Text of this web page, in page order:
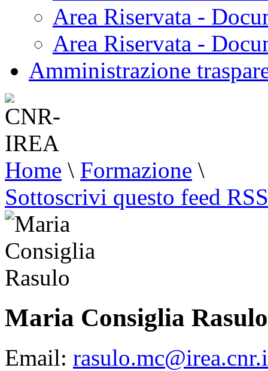
Area Riservata -
Area Riservata -
Amministrazione
Home \ Formazione \
Sottoscrivi questo feed RSS
Maria Consiglia Rasulo
Email: